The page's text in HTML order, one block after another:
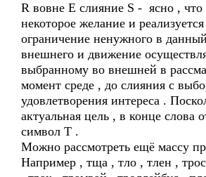
R вовне E слияние S - ясно , что
некоторое желание и
ограничение ненужного в
внешнего и движение
выбранному во внешней в
момент среде , до слияния с
удовлетворения интереса .
актуальная цель , в конце слова
символ Т .
Можно рассмотреть ещё массу
Например , тща , тло , тлен ,